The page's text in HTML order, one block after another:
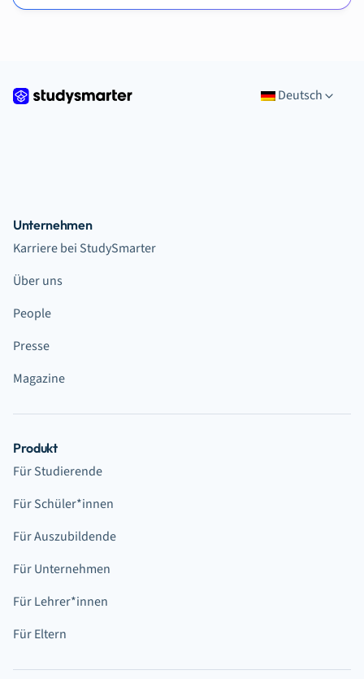
Deutsch
Unternehmen
Karriere bei StudySmarter
Über uns
People
Presse
Magazine
Produkt
Für Studierende
Für Schüler*innen
Für Auszubildende
Für Unternehmen
Für Lehrer*innen
Für Eltern